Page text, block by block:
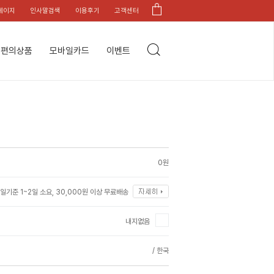
이지 인사말검색 이용후기 고객센터
편의상품 모바일카드 이벤트
0원
기준 1~2일 소요, 30,000원 이상 무료배송
내지없음
/ 한국